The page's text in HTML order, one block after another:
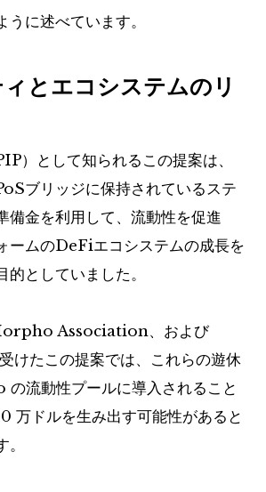
に述べています。
とエコシステムのリ
）として知られるこの提案は、
ブリッジに保持されているステ
備金を利用して、流動性を促進
ームのDeFiエコシステムの成長を
としていました。
Association、および
けたこの提案では、これらの遊休
流動性プールに導入されること
万ドルを生み出す可能性があると